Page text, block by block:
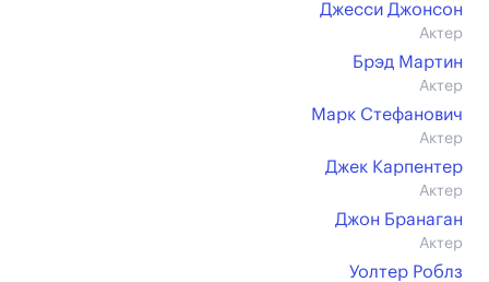
Джесси Джонсон
Актер
Брэд Мартин
Актер
Марк Стефанович
Актер
Джек Карпентер
Актер
Джон Бранаган
Актер
Уолтер Роблз